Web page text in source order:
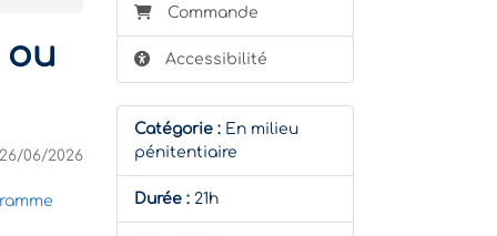
ou
26/06/2026
Commande
Accessibilité
Catégorie : En milieu
pénitentiaire
Durée : 21h